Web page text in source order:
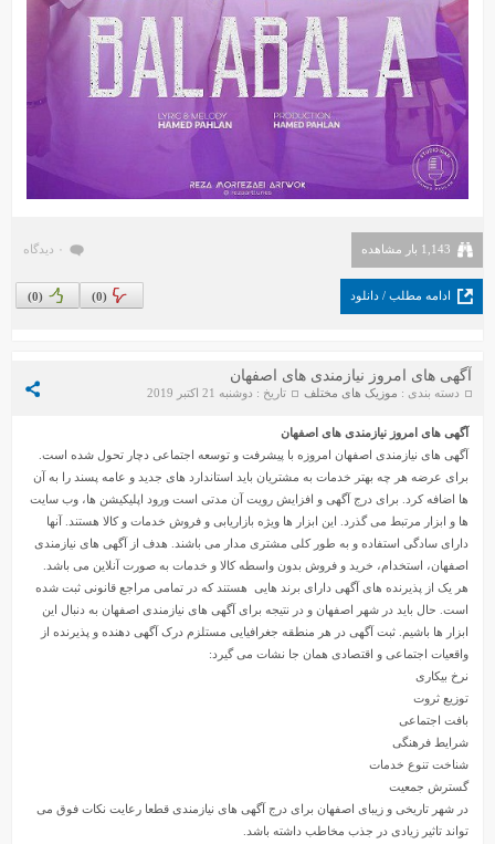
1,143 بار مشاهده ۰ دیدگاه
ادامه مطلب / دانلود (
0
) (
0
)
آگهی های امروز نیازمندی های اصفهان
دسته بندی : موزیک های مختلف تاریخ : دوشنبه 21 اکتبر 2019
آگهی های امروزنیازمندی های اصفهان
آگهی های نیازمندی اصفهان امروزه با پیشرفت و توسعه اجتماعی دچار تحول شده است.
برای عرضه هر چه بهتر خدمات به مشتریان باید استاندارد های جدید و عامه پسند را به آن
ها اضافه کرد. برای درج آگهی و افزایش رویت آن مدتی است ورود اپلیکیشن ها، وب سایت
ها و ابزار مرتبط می گذرد. این ابزار ها ویژه بازاریابی و فروش خدمات و کالا هستند. آنها
دارای سادگی استفاده و به طور کلی مشتری مدار می باشند. هدف از آگهی های نیازمندی
اصفهان، استخدام، خرید و فروش بدون واسطه‌ کالا و خدمات به صورت آنلاین می باشد.
هر یک از پذیرنده های آگهی دارای برند هایی هستند که در تمامی مراجع قانونی ثبت شده
است. حال باید در شهر اصفهان و در نتیجه برای آگهی های نیازمندی اصفهان به دنبال این
ابزار ها باشیم. ثبت آگهی در هر منطقه جغرافیایی مستلزم درک آگهی دهنده و پذیرنده از
واقعیات اجتماعی و اقتصادی همان جا نشات می گیرد:
نرخ بیکاری
توزیع ثروت
بافت اجتماعی
شرایط فرهنگی
شناخت تنوع خدمات
گسترش جمعیت
در شهر تاریخی و زیبای اصفهان برای درج آگهی های نیازمندی قطعا رعایت نکات فوق می
تواند تاثیر زیادی در جذب مخاطب داشته باشد.